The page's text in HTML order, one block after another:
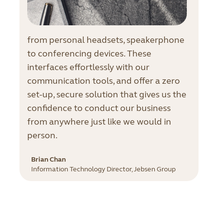
from personal headsets, speakerphone
to conferencing devices. These
interfaces effortlessly with our
communication tools, and offer a zero
set-up, secure solution that gives us the
confidence to conduct our business
from anywhere just like we would in
person.
Brian Chan
Information Technology Director, Jebsen Group